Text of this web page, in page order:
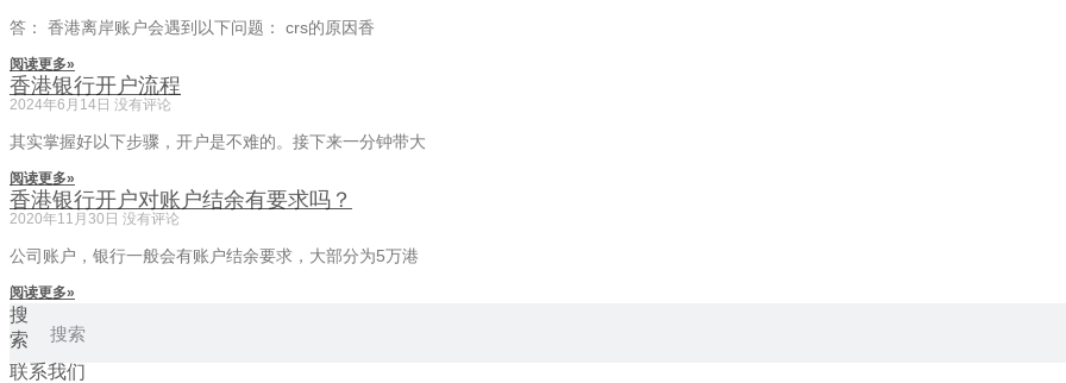
答： 香港离岸账户会遇到以下问题： crs的原因香
阅读更多»
香港银行开户流程
2024年6月14日 没有评论
其实掌握好以下步骤，开户是不难的。接下来一分钟带大
阅读更多»
香港银行开户对账户结余有要求吗？
2020年11月30日 没有评论
公司账户，银行一般会有账户结余要求，大部分为5万港
阅读更多»
搜
索
联系我们